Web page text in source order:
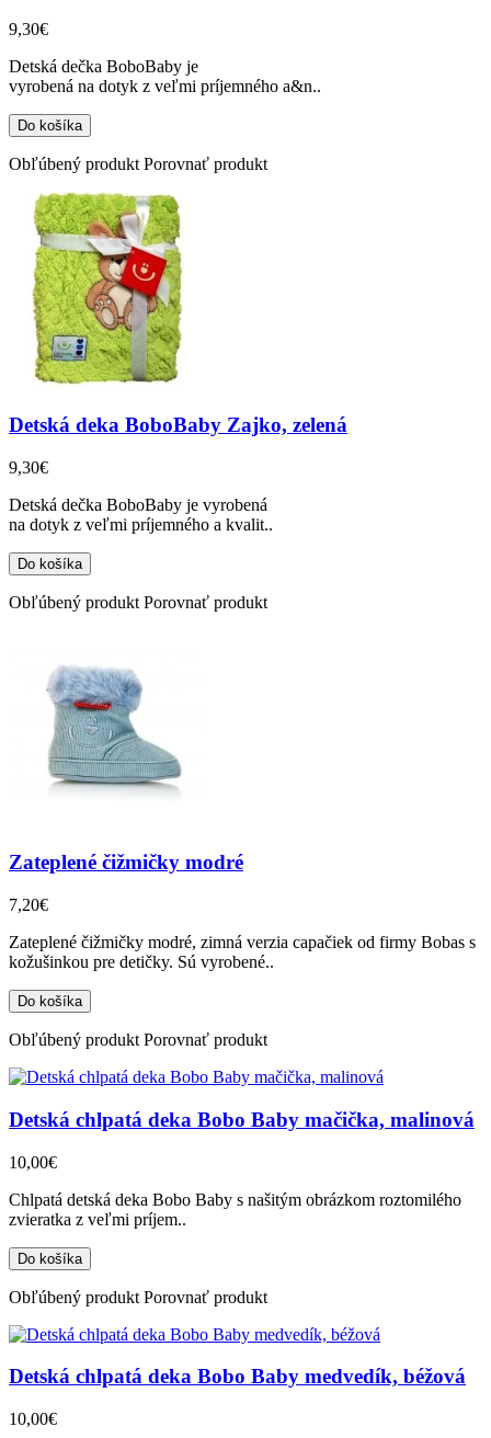
9,30€
Detská dečka BoboBaby je
vyrobená na dotyk z veľmi príjemného a&n..
Obľúbený produkt Porovnať produkt
Detská deka BoboBaby Zajko, zelená
9,30€
Detská dečka BoboBaby je vyrobená
na dotyk z veľmi príjemného a kvalit..
Obľúbený produkt Porovnať produkt
Zateplené čižmičky modré
7,20€
Zateplené čižmičky modré, zimná verzia capačiek od firmy Bobas s
kožušinkou pre detičky. Sú vyrobené..
Obľúbený produkt Porovnať produkt
Detská chlpatá deka Bobo Baby mačička, malinová
10,00€
Chlpatá detská deka Bobo Baby s našitým obrázkom roztomilého
zvieratka z veľmi príjem..
Obľúbený produkt Porovnať produkt
Detská chlpatá deka Bobo Baby medvedík, béžová
10,00€